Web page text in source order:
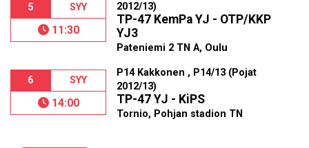
5 SYY
11:30
2012/13)
TP-47 KemPa YJ - OTP/KKP
YJ3
Pateniemi 2 TN A, Oulu
6 SYY
14:00
P14 Kakkonen , P14/13 (Pojat
2012/13)
TP-47 YJ - KiPS
Tornio, Pohjan stadion TN